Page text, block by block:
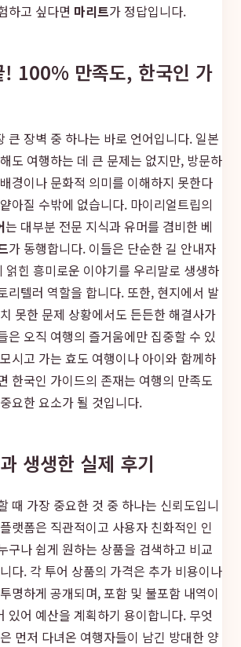
하고 싶다면 마리트가 정답입니다.
! 100% 만족도, 한국인 가
큰 장벽 중 하나는 바로 언어입니다. 일본
도 여행하는 데 큰 문제는 없지만, 방문하
경이나 문화적 의미를 이해하지 못한다
아질 수밖에 없습니다. 마이리얼트립의
는 대부분 전문 지식과 유머를 겸비한 베
가 동행합니다. 이들은 단순한 길 안내자
얽힌 흥미로운 이야기를 우리말로 생생하
리텔러 역할을 합니다. 또한, 현지에서 발
못한 문제 상황에서도 든든한 해결사가
은 오직 여행의 즐거움에만 집중할 수 있
시고 가는 효도 여행이나 아이와 함께하
한국인 가이드의 존재는 여행의 만족도
요한 요소가 될 것입니다.
생생한 실제 후기
때 가장 중요한 것 중 하나는 신뢰도입니
플랫폼은 직관적이고 사용자 친화적인 인
구나 쉽게 원하는 상품을 검색하고 비교
다. 각 투어 상품의 가격은 추가 비용이나
명하게 공개되며, 포함 및 불포함 내역이
있어 예산을 계획하기 용이합니다. 무엇
먼저 다녀온 여행자들이 남긴 방대한 양